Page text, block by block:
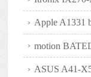
Apple A1331
motion
ASUS A41-